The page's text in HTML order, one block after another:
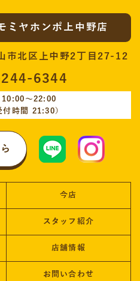
ヤホンポ上中野店
北区上中野2丁目27-12
6344
10:00〜22:00
付時間 21:30）
今店
スタッフ紹介
店舗情報
お問い合わせ